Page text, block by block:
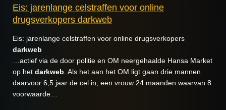
Eis: jarenlange celstraffen voor online
drugsverkopers darkweb
Eis: jarenlange celstraffen voor online drugsverkopers
darkweb
…actief via de door politie en OM neergehaalde Hansa Market
op het darkweb . Als het aan het OM ligt gaan drie mannen
daarvoor 6,5 jaar de cel in, een vrouw 24 maanden waarvan 8
voorwaarde…